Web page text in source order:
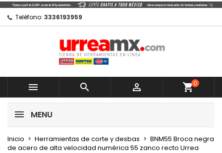
Teléfono: 3336193959
   shopping_cart0
MENU
Inicio Herramientas de corte y desbas
BNM55 Broca negra
de acero de alta velocidad numérica 55 zanco recto Urrea
Mi lista de regalos
Crear nueva lista
Crear lista de deseos
Nombre de la lista de deseos
Cancelar
Iniciar sesión
Debe iniciar sesión para guardar productos en su
lista de deseos.
Cancelar
Iniciar sesión